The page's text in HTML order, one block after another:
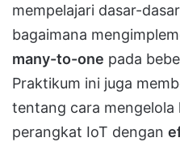
mempelajari dasar-dasar
bagaimana
many-to-one pada
Praktikum ini juga
tentang cara mengelola
perangkat IoT dengan